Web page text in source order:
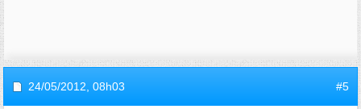
24/05/2012, 08h03 #5